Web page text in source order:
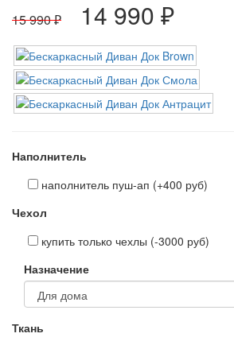
15 990 ₽ 14 990 ₽
Наполнитель
наполнитель пуш-ап (+400 руб)
Чехол
купить только чехлы (-3000 руб)
Назначение
Ткань